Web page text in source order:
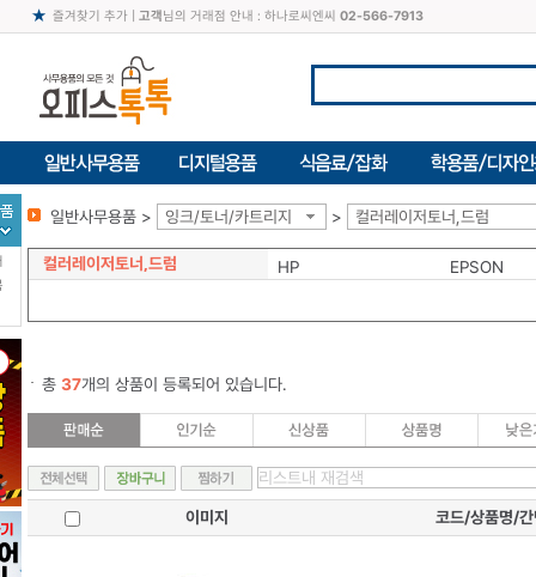
즐겨찾기 추가| 고객님의 거래점 안내 : 하나로씨엔씨 02-566-7913
일반사무용품 > 잉크/토너/카트리지 > 컬러레이저토너,드럼
컬러레이저토너,드럼 HP EPSON
총 37개의 상품이 등록되어 있습니다.
이미지 코드/상품명/간